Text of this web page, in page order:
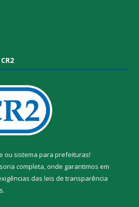
ou sistema para prefeituras!
completa, onde garantimos em
das leis de transparência